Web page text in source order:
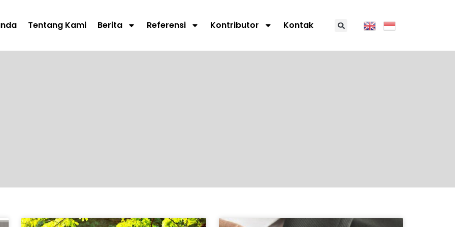
Tentang Kami Berita Referensi Kontributor Kontak